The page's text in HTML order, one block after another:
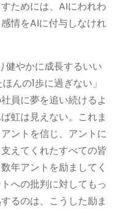
ためには、AIにわれわ
情をAIに付与しなけれ
健やかに成長するいい
んの1歩に過ぎない」
員に夢を追い続けるよ
虹は見えない。これま
ントを信じ、アントに
えてくれたすべての皆
年アントを励ましてく
への批判に対してもっ
るのは、こうした励ま